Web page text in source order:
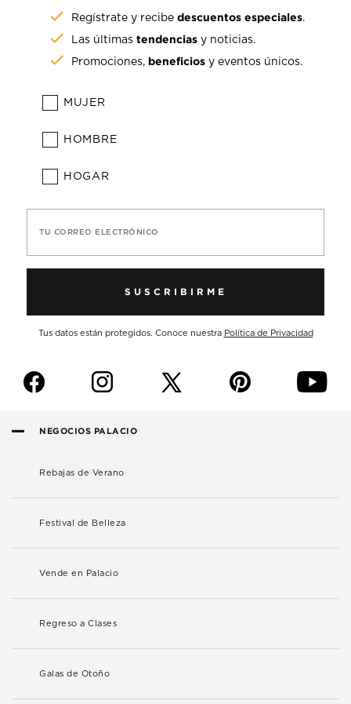
Regístrate y recibedescuentos especiales.
Las últimastendencias y noticias.
Promociones, beneficios y eventos únicos.
MUJER
HOMBRE
HOGAR
TU CORREO ELECTRÓNICO
SUSCRIBIRME
Tus datos están protegidos. Conoce nuestra Política de Privacidad
f i p y
NEGOCIOS PALACIO
Rebajas de Verano
Festival de Belleza
Vende en Palacio
Regreso a Clases
Galas de Otoño